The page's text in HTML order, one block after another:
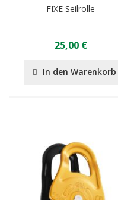
FIXE Seilrolle
25,00 €
In den Warenkorb